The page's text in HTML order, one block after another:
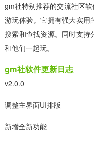
gm社特别推荐的交流社区
游玩体验。它拥有强大实用
搜索和查找资源。同时支持
和他们一起玩。
gm社软件更新日志
v2.0.0
调整主界面UI排版
新增全新功能